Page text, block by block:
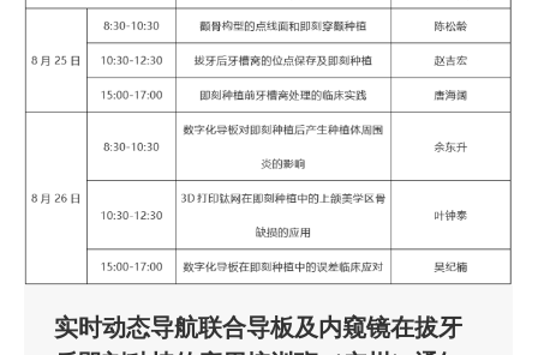
实时动态导航联合导板及内窥镜在拔牙